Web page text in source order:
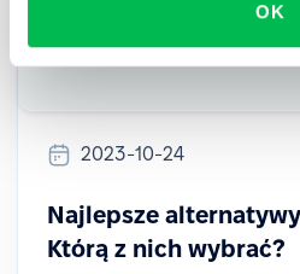
OK
2023-10-24
Najlepsze
Którą z nich wybrać?